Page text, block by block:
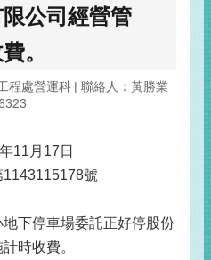
公司經營管
。
程處營運科
聯絡人：黃勝業
11月17日
號
下停車場委託正好停股份
時收費。